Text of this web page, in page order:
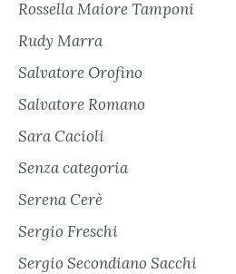
Rossella Maiore Tamponi
Rudy Marra
Salvatore Orofino
Salvatore Romano
Sara Cacioli
Senza categoria
Serena Cerè
Sergio Freschi
Sergio Secondiano Sacchi